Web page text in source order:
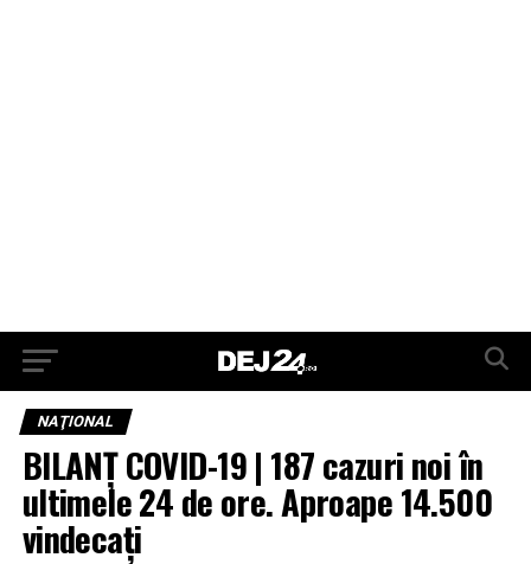
NAŢIONAL
BILANȚ COVID-19 | 187 cazuri noi în
ultimele 24 de ore. Aproape 14.500
vindecați